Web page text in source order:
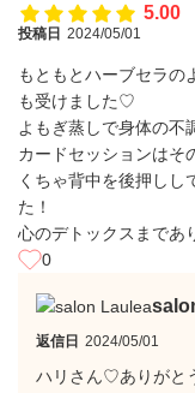
5.00
投稿日 2024/05/01
もともとハーブセラの
も受けました♡
よもぎ蒸しで身体の不
カードセッションは
くちゃ背中を後押しし
た！
心のデトックスまで
0
返信日 2024/05/01
ハリさん♡ありがと